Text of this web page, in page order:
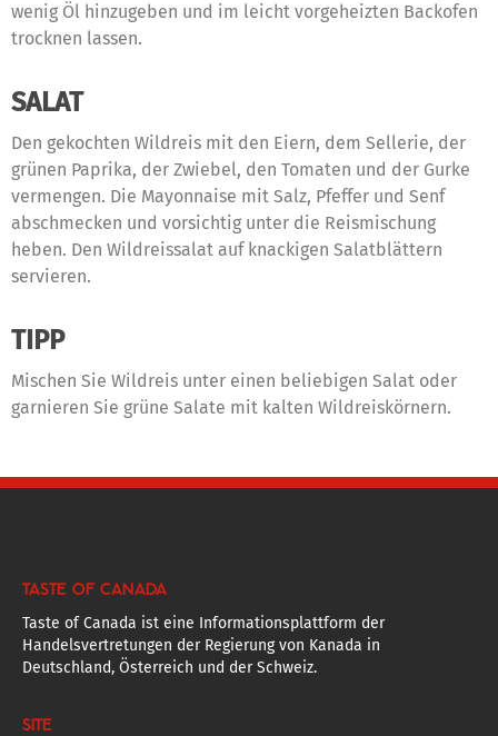
wenig Öl hinzugeben und im leicht vorgeheizten Backofen
trocknen lassen.
SALAT
Den gekochten Wildreis mit den Eiern, dem Sellerie, der
grünen Paprika, der Zwiebel, den Tomaten und der Gurke
vermengen. Die Mayonnaise mit Salz, Pfeffer und Senf
abschmecken und vorsichtig unter die Reismischung
heben. Den Wildreissalat auf knackigen Salatblättern
servieren.
TIPP
Mischen Sie Wildreis unter einen beliebigen Salat oder
garnieren Sie grüne Salate mit kalten Wildreiskörnern.
TASTE OF CANADA
Taste of Canada ist eine Informationsplattform der
Handelsvertretungen der Regierung von Kanada in
Deutschland, Österreich und der Schweiz.
SITE